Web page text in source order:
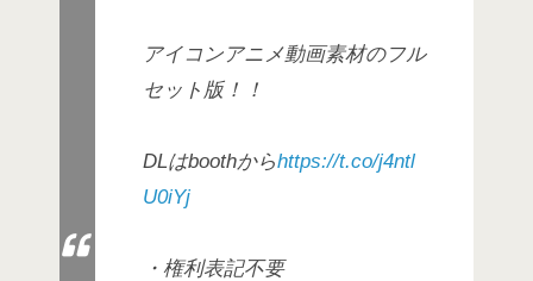
アイコンアニメ動画素材のフル
セット版！！
DLはboothからhttps://t.co/j4ntl
U0iYj
・権利表記不要